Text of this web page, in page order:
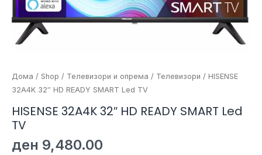
Дома / Shop / Телевизори и опрема / Телевизори / HISENSE
32A4K 32″ HD READY SMART Led TV
HISENSE 32A4K 32″ HD READY SMART Led
TV
ден 9,480.00